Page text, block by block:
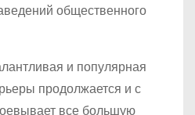
общественного
и популярная
продолжается и с
все большую